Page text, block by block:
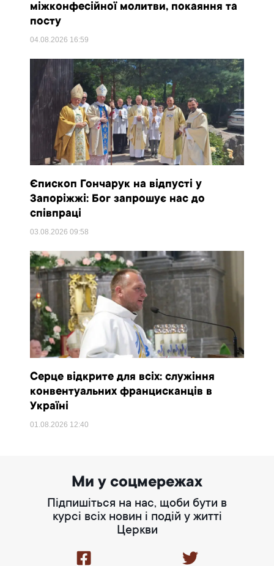
міжконфесійної молитви, покаяння та
посту
04.08.2026 16:59
Єпископ Гончарук на відпусті у
Запоріжжі: Бог запрошує нас до
співпраці
03.08.202609:58
Серце відкрите для всіх: служіння
конвентуальних францисканців в
Україні
01.08.2026 12:40
Ми у соцмережах
Підпишіться на нас, щоби бути в
курсі всіх новин і подій у житті
Церкви